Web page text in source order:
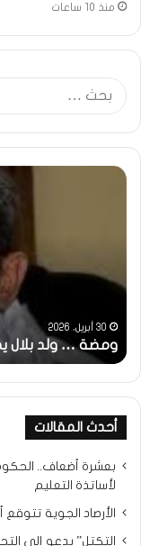
منذ 10 ساعات
ومضة
بالحقيقة…/
الشريف
30 أبريل، 2026
ومضة … ولد بلال
أحدث المقالات
بعشرة أضعاف..
لأساتذة التعليم
الأرصاد الجوية
التكتل” يدعو إلى